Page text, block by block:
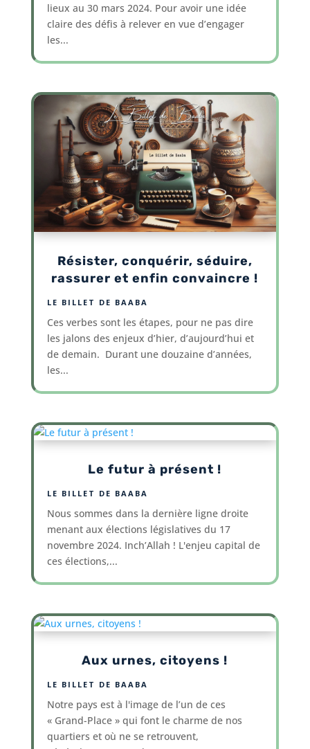
lieux au 30 mars 2024. Pour avoir une idée
claire des défis à relever en vue d’engager
les...
Résister, conquérir, séduire,
rassurer et enfin convaincre !
LE BILLET DE BAABA
Ces verbes sont les étapes, pour ne pas dire
les jalons des enjeux d’hier, d’aujourd’hui et
de demain. Durant une douzaine d’années,
les...
Le futur à présent !
LE BILLET DE BAABA
Nous sommes dans la dernière ligne droite
menant aux élections législatives du 17
novembre 2024. Inch’Allah ! L'enjeu capital de
ces élections,...
Aux urnes, citoyens !
LE BILLET DE BAABA
Notre pays est à l'image de l’un de ces
« Grand-Place » qui font le charme de nos
quartiers et où ne se retrouvent,